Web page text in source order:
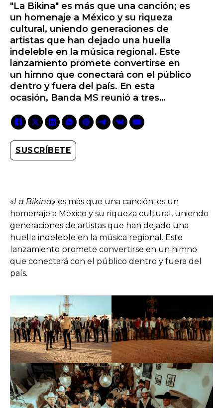
"La Bikina" es más que una canción; es
un homenaje a México y su riqueza
cultural, uniendo generaciones de
artistas que han dejado una huella
indeleble en la música regional. Este
lanzamiento promete convertirse en
un himno que conectará con el público
dentro y fuera del país. En esta
ocasión, Banda MS reunió a tres…
SUSCRÍBETE
«La Bikina» es más que una canción; es un
homenaje a México y su riqueza cultural, uniendo
generaciones de artistas que han dejado una
huella indeleble en la música regional. Este
lanzamiento promete convertirse en un himno
que conectará con el público dentro y fuera del
país.